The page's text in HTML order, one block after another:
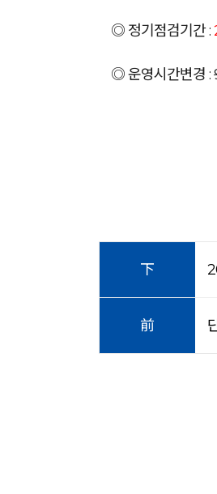
◎ 정기점검기간 :
◎ 운영시간변경 :
下
前